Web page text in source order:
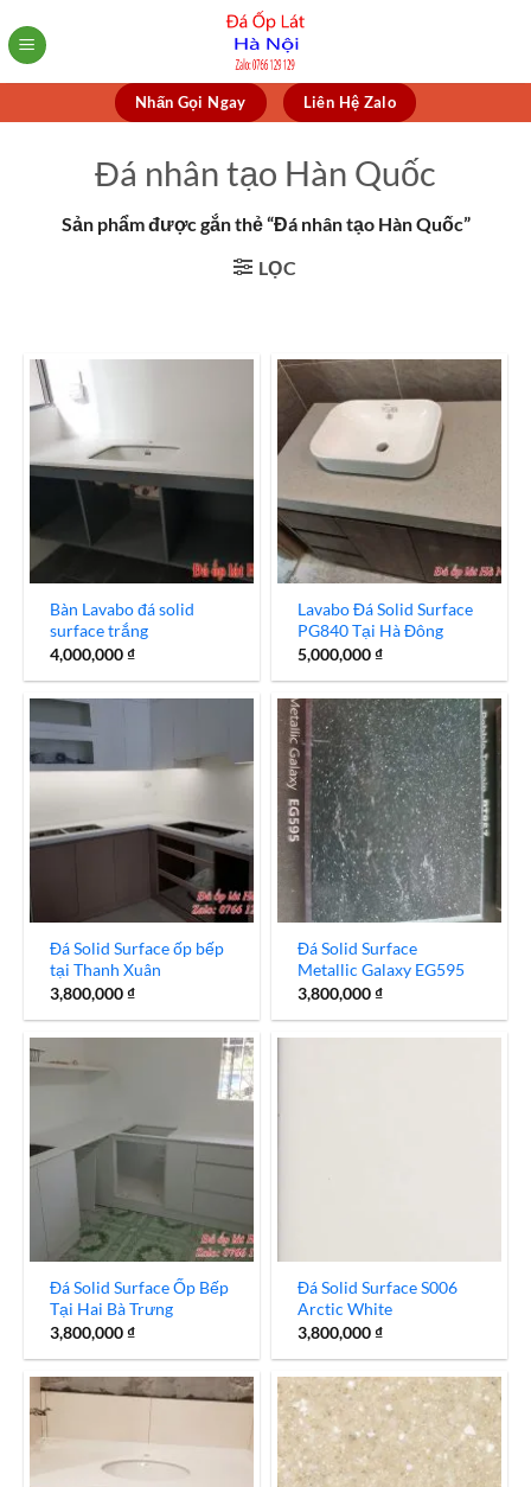
to
Nhấn Gọi Ngay Liên Hệ Zalo
Đá nhân tạo Hàn Quốc
Sản phẩm được gắn thẻ “Đá nhân tạo Hàn Quốc”
LỌC
Bàn Lavabo đá solid
surface trắng
4,000,000₫
Lavabo Đá Solid Surface
PG840 Tại Hà Đông
5,000,000₫
Đá Solid Surface ốp bếp
tại Thanh Xuân
3,800,000₫
Đá Solid Surface
Metallic Galaxy EG595
3,800,000₫
Đá Solid Surface Ốp Bếp
Tại Hai Bà Trưng
3,800,000₫
Đá Solid Surface S006
Arctic White
3,800,000₫